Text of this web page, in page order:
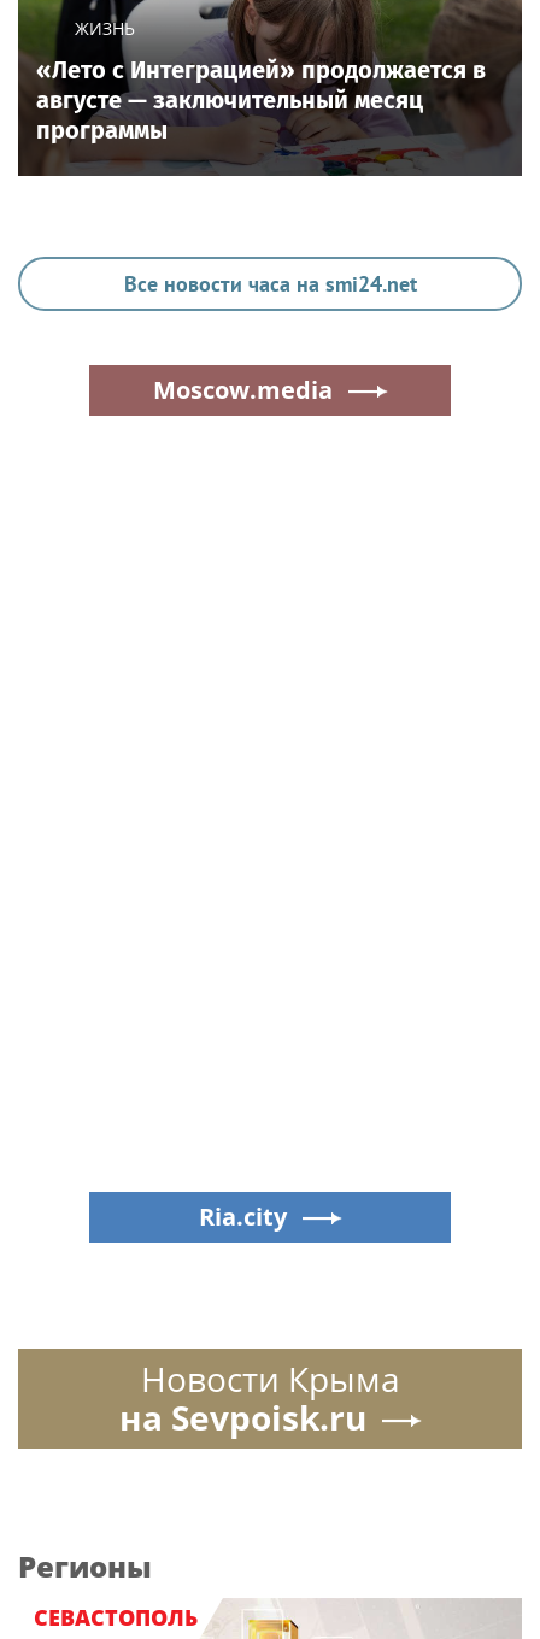
ЖИЗНЬ
«Лето с Интеграцией» продолжается в
августе — заключительный месяц
программы
Все новости часа на smi24.net
Moscow.media
Ria.city
Новости Крыма
на Sevpoisk.ru
Регионы
СЕВАСТОПОЛЬ